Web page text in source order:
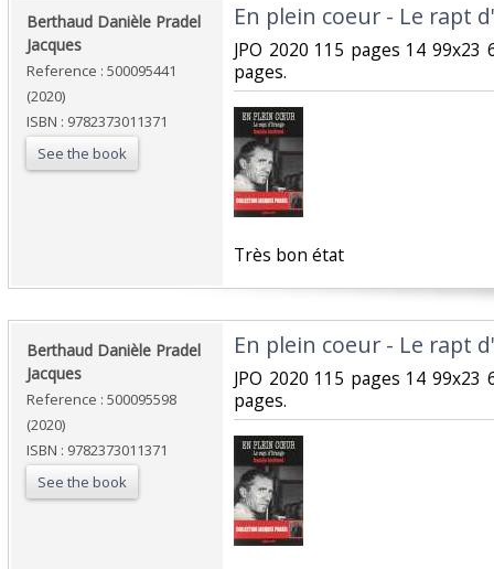
‎Berthaud Danièle Pradel
Jacques‎
Reference : 500095441
(2020)
ISBN : 9782373011371
See the book
‎En plein coeur - Le rapt
‎JPO 2020 115 pages 14 99x23
pages.‎
‎Très bon état‎
‎Berthaud Danièle Pradel
Jacques‎
Reference : 500095598
(2020)
ISBN : 9782373011371
See the book
‎En plein coeur - Le rapt
‎JPO 2020 115 pages 14 99x23
pages.‎